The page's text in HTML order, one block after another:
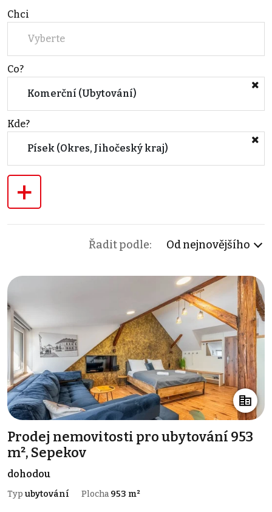
Chci
Vyberte
Co?
Komerční (Ubytování)
Kde?
Písek (Okres, Jihočeský kraj)
+
Řadit podle: Od nejnovějšího
Prodej nemovitosti pro ubytování 953
m², Sepekov
dohodou
Typ ubytování Plocha 953 m²